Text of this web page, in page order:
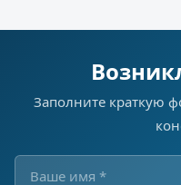
Заполните краткую